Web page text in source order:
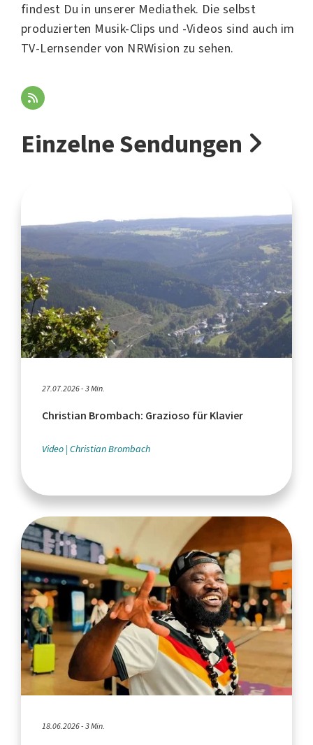
findest Du in unserer Mediathek. Die selbst
produzierten Musik-Clips und -Videos sind auch im
TV-Lernsender von NRWision zu sehen.
Einzelne Sendungen
27.07.2026 - 3 Min.
Christian Brombach: Grazioso für Klavier
Video Christian Brombach
18.06.2026 - 3 Min.